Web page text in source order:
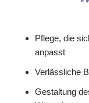
Pflege, die
anpasst
Verlässliche
Gestaltung